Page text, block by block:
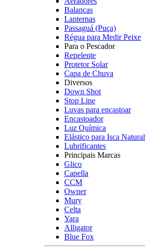
Balanças
Lanternas
Passaguá (Puça)
Régua para Medir Peixe
Para o Pescador
Repelente
Protetor Solar
Capa de Chuva
Diversos
Down Shot
Stop Line
Luvas para encastoar
Encastoador
Luz Química
Elástico para Isca Natural
Lubrificantes
Principais Marcas
Glico
Capella
CCM
Owner
Mury
Celta
Yara
Alligator
Blue Fox